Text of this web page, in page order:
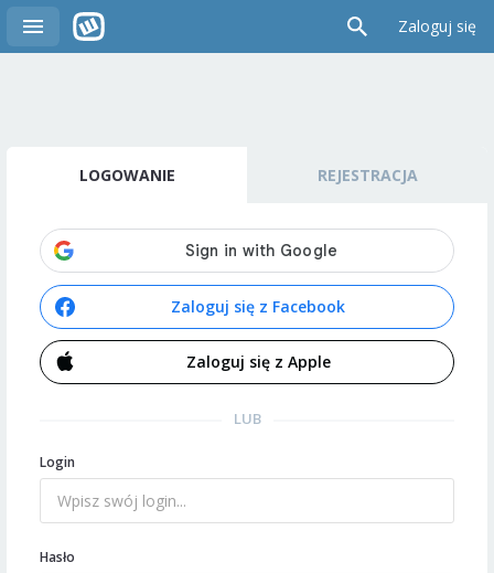
Zaloguj się
LOGOWANIE REJESTRACJA
Zaloguj się z Facebook
Zaloguj się z Apple
LUB
Login
Hasło